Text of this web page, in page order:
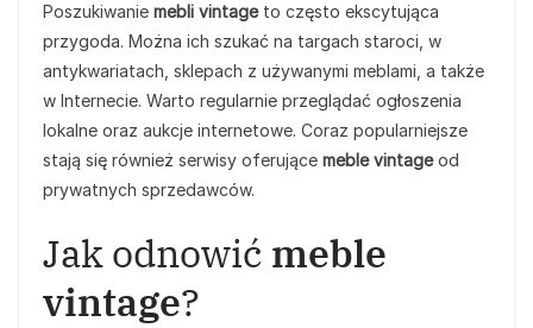
Poszukiwanie mebli vintageto często ekscytująca
przygoda. Można ich szukać na targach staroci, w
antykwariatach, sklepach z używanymi meblami, a także
w Internecie. Warto regularnie przeglądać ogłoszenia
lokalne oraz aukcje internetowe. Coraz popularniejsze
stają się również serwisy oferujące meble vintageod
prywatnych sprzedawców.
Jak odnowić meble
vintage?